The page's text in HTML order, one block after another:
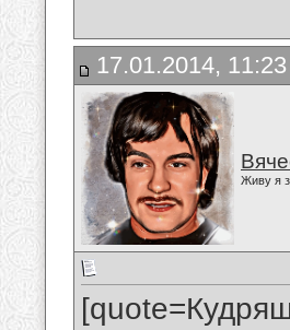
17.01.2014, 11:23
Живу я